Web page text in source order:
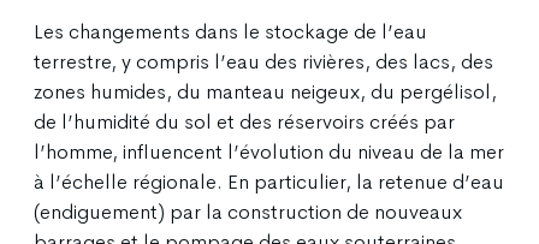
Les changements dans le stockage de l’eau
terrestre, y compris l’eau des rivières, des lacs, des
zones humides, du manteau neigeux, du pergélisol,
de l’humidité du sol et des réservoirs créés par
l’homme, influencent l’évolution du niveau de la mer
à l’échelle régionale. En particulier, la retenue d’eau
(endiguement) par la construction de nouveaux